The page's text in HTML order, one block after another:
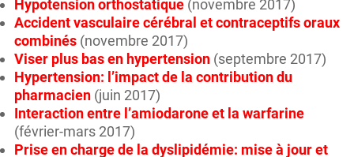
Hypotension orthostatique (novembre 2017)
Accident vasculaire cérébral et contraceptifs oraux
combinés (novembre 2017)
Viser plus bas en hypertension (septembre 2017)
Hypertension: l’impact de la contribution du
pharmacien (juin 2017)
Interaction entre l’amiodarone et la warfarine
(février-mars 2017)
Prise en charge de la dyslipidémie: mise à jour et